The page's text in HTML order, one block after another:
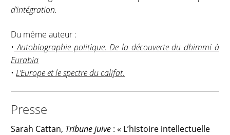
d’intégration.
Du même auteur :
• Autobiographie politique. De la découverte du dhimmi à
Eurabia
•L’Europe et le spectre du califat.
Presse
Sarah Cattan, Tribune juive : « L’histoire intellectuelle